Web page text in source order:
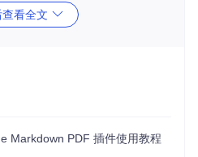
环境，适合有一定技术背景的用户进行操
看全文
Markdown PDF 插件使用教程